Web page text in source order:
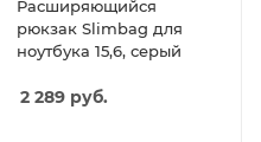
Расширяющийся
рюкзак Slimbag для
ноутбука 15,6, серый
2 289 руб.